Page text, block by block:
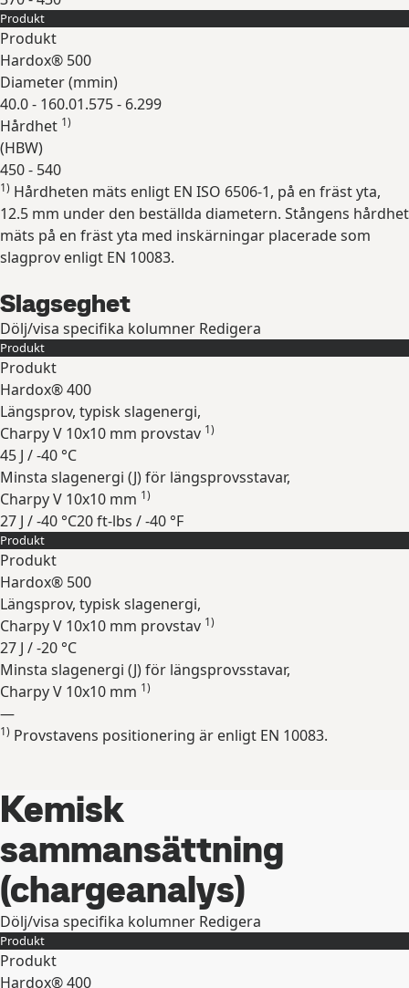
Expandera
Produkt
Produkt
Hardox® 500
Diameter (mmin)
40.0 - 160.01.575 - 6.299
Hårdhet 1)
(HBW)
450 - 540
Expandera
1) Hårdheten mäts enligt EN ISO 6506-1, på en fräst yta,
12.5 mm under den beställda diametern. Stångens hårdhet
mäts på en fräst yta med inskärningar placerade som
slagprov enligt EN 10083.
Slagseghet
Dölj/visa specifika kolumner Redigera
Produkt
Produkt
Hardox® 400
Längsprov, typisk slagenergi,
Charpy V 10x10 mm provstav 1)
45 J / -40 °C
Minsta slagenergi (J) för längsprovsstavar,
Charpy V 10x10 mm 1)
27 J / -40 °C20 ft-lbs / -40 °F
Expandera
Produkt
Produkt
Hardox® 500
Längsprov, typisk slagenergi,
Charpy V 10x10 mm provstav 1)
27 J / -20 °C
Minsta slagenergi (J) för längsprovsstavar,
Charpy V 10x10 mm 1)
—
Expandera
1) Provstavens positionering är enligt EN 10083.
Kemisk
sammansättning
(chargeanalys)
Dölj/visa specifika kolumner Redigera
Produkt
Produkt
Hardox® 400